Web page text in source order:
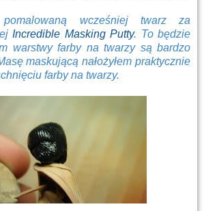
pomalowaną wcześniej twarz za
Incredible Masking Putty. To będzie
warstwy farby na twarzy są bardzo
maskującą nałożyłem praktycznie
farby na twarzy.